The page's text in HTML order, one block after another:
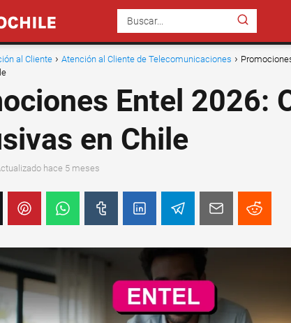
al Cliente Atención al Cliente de Telecomunicaciones
Entel 2026:
en Chile
hace 5 meses